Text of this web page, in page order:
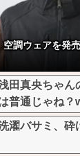
調ウェアを発
浅田真央ちゃ
普通じゃね？
濯バサミ、砕